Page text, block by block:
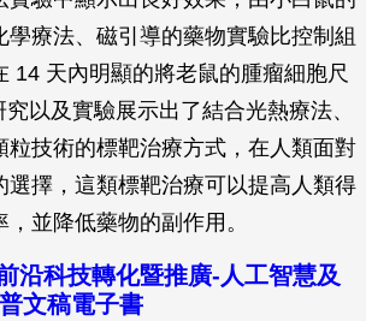
以及正子造影 (PET) 等方式，
可以利用對比劑 (contrast agent) 增
度。利用氧化鐵奈米顆粒結合光熱
實驗中顯示出良好效果，由小白鼠的
學療法、磁引導的藥物實驗比控制組
14 天內明顯的將老鼠的腫瘤細胞尺
以及實驗展示出了結合光熱療法、
粒技術的標靶治療方式，在人類面對
選擇，這類標靶治療可以提高人類得